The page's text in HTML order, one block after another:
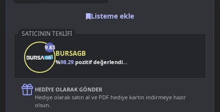
2 değerlendirme
Listeme ekle
SATICININ TEKLIFI
9.83
BURSAGB
%98.29 pozitif değerlendirme
HEDIYE OLARAK GÖNDER
Hediye olarak satın al ve PDF hediye kartın indirmeye hazır
olsun.